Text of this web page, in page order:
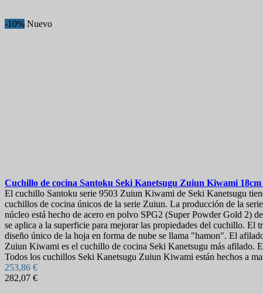
-10% Nuevo
Cuchillo de cocina Santoku Seki Kanetsugu Zuiun Kiwami 18cm
El cuchillo Santoku serie 9503 Zuiun Kiwami de Seki Kanetsugu
cuchillos de cocina únicos de la serie Zuiun. La producción de la
núcleo está hecho de acero en polvo SPG2 (Super Powder Gold 2)
se aplica a la superficie para mejorar las propiedades del cuchillo. El
diseño único de la hoja en forma de nube se llama "hamon". El
Zuiun Kiwami es el cuchillo de cocina Seki Kanetsugu más afilado.
Todos los cuchillos Seki Kanetsugu Zuiun Kiwami están hechos a
253,86 €
282,07 €